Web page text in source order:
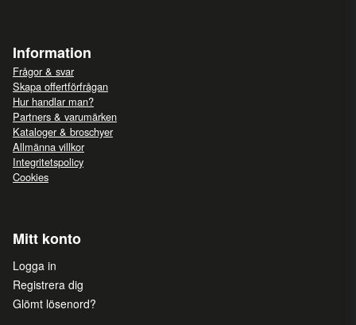
Information
Frågor & svar
Skapa offertförfrågan
Hur handlar man?
Partners & varumärken
Kataloger & broschyer
Allmänna villkor
Integritetspolicy
Cookies
Mitt konto
Logga in
Registrera dig
Glömt lösenord?